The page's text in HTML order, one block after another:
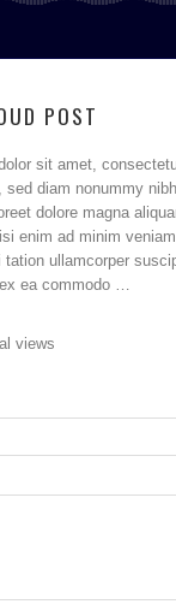
POST
sit amet,
sed diam nonummy
dolore magna
enim ad minim
tation ullamcorper
ea commodo …
views